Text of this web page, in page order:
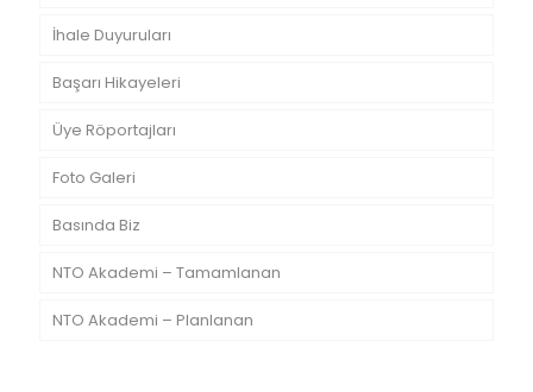
İhale Duyuruları
Başarı Hikayeleri
Üye Röportajları
Foto Galeri
Basında Biz
NTO Akademi – Tamamlanan
NTO Akademi – Planlanan